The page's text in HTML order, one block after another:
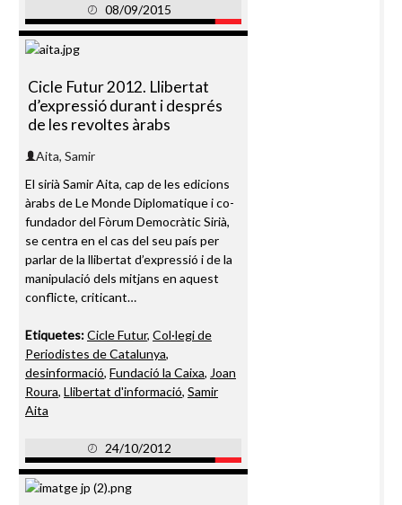
08/09/2015
Cicle Futur 2012. Llibertat
d’expressió durant i després
de les revoltes àrabs
Aita, Samir
El sirià Samir Aita, cap de les edicions
àrabs de Le Monde Diplomatique i co-
fundador del Fòrum Democràtic Sirià,
se centra en el cas del seu país per
parlar de la llibertat d’expressió i de la
manipulació dels mitjans en aquest
conflicte, criticant…
Etiquetes:Cicle Futur, Col·legi de
Periodistes de Catalunya,
desinformació, Fundació la Caixa, Joan
Roura, Llibertat d'informació, Samir
Aita
24/10/2012